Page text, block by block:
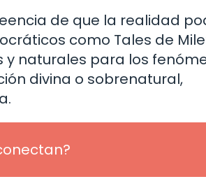
de que la realidad
como Tales de
y naturales para los
divina o sobrenatural,